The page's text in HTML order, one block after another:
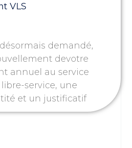
VLS
demandé,
devotre
annuel au service
service, une
et un justificatif